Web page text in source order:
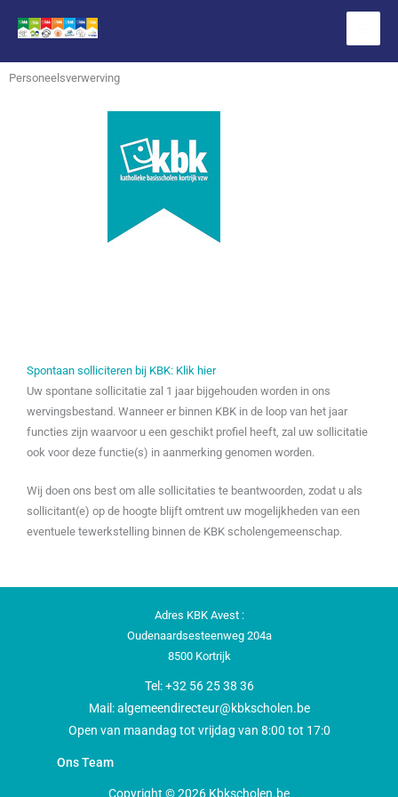
naar
inhoud
Personeelsverwerving
Spontaan solliciteren bij KBK: Klik hier
Uw spontane sollicitatie zal 1 jaar bijgehouden worden in ons
wervingsbestand. Wanneer er binnen KBK in de loop van het jaar
functies zijn waarvoor u een geschikt profiel heeft, zal uw sollicitatie
ook voor deze functie(s) in aanmerking genomen worden.
Wij doen ons best om alle sollicitaties te beantwoorden, zodat u als
sollicitant(e) op de hoogte blijft omtrent uw mogelijkheden van een
eventuele tewerkstelling binnen de KBK scholengemeenschap.
Adres KBK Avest :
Oudenaardsesteenweg 204a
8500 Kortrijk
Tel: +32 56 25 38 36
Mail: algemeendirecteur@kbkscholen.be
Open van maandag tot vrijdag van 8:00 tot 17:0
Ons Team
Copyright © 2026 Kbkscholen.be